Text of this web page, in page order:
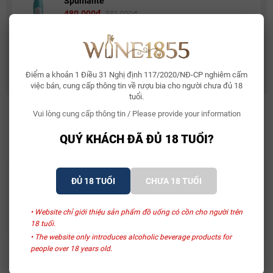
Điểm a khoản 1 Điều 31 Nghị định 117/2020/NĐ-CP nghiêm cấm
việc bán, cung cấp thông tin về rượu bia cho người chưa đủ 18
tuổi.
Vui lòng cung cấp thông tin / Please provide your information
QUÝ KHÁCH ĐÃ ĐỦ 18 TUỔI?
ĐỦ 18 TUỔI CHƯA 18 TUỔI
• Website chỉ giới thiệu sản phẩm đồ uống có cồn cho người trên
18 tuổi.
• The website only introduces alcoholic beverage products for
people over 18 years old.
480.000₫ 581.000₫
Rượu Vang Ý Terre Di Mario 17%
490.000₫
632.500₫
SẢN PHẨM LIÊN QUAN
Hộp Quà Tặng Cát Tường
1.570.000₫
Hộp Quà Tặng Cát Tường
D’Italia
1.430.000₫